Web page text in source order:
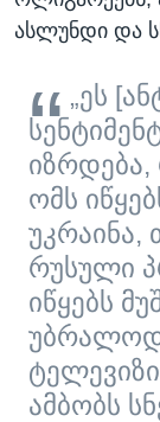
ასლუნდი და
„ეს
ომს
უკრაინა,
რუსული
იწყებს
უბრალოდ,
ამბობს